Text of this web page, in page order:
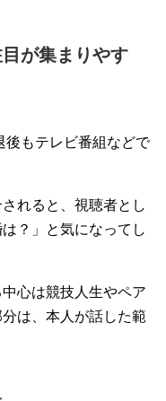
が集まりやす
後もテレビ番組などで
れると、視聴者とし
？」と気になってし
心は競技人生やペア
は、本人が話した範